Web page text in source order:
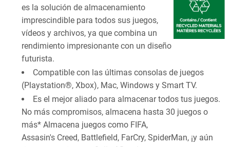
es la solución de almacenamiento
imprescindible para todos sus juegos,
vídeos y archivos, ya que combina un
rendimiento impresionante con un diseño
futurista.
Compatible con las últimas consolas de juegos
(Playstation®, Xbox), Mac, Windows y Smart TV.
Es el mejor aliado para almacenar todos tus juegos.
No más compromisos, almacena hasta 30 juegos o
más* Almacena juegos como FIFA,
Assasin's Creed, Battlefield, FarCry, SpiderMan, ¡y aún